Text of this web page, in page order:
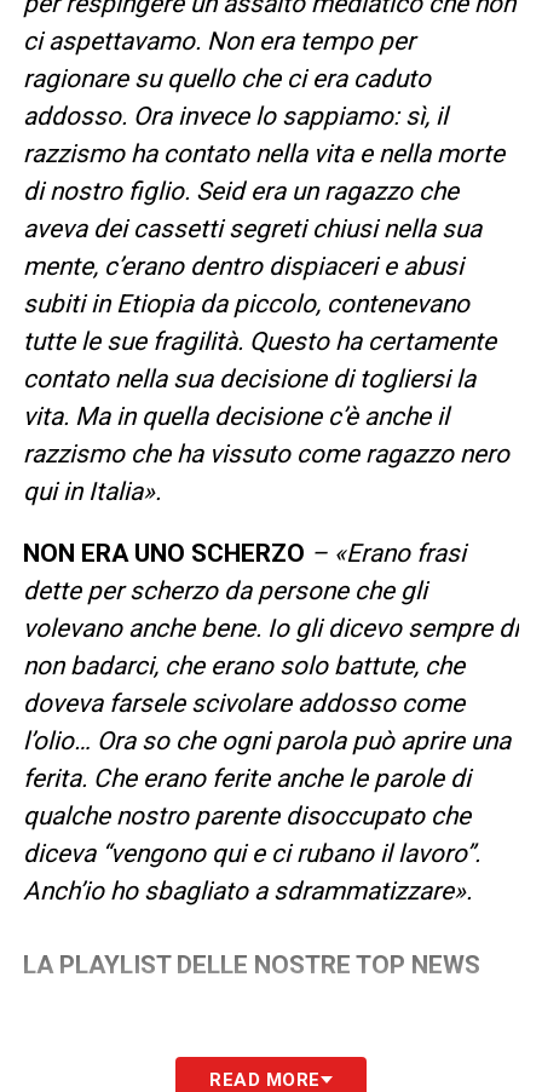
ci aspettavamo. Non era tempo per
ragionare su quello che ci era caduto
addosso. Ora invece lo sappiamo: sì, il
razzismo ha contato nella vita e nella morte
di nostro figlio. Seid era un ragazzo che
aveva dei cassetti segreti chiusi nella sua
mente, c’erano dentro dispiaceri e abusi
subiti in Etiopia da piccolo, contenevano
tutte le sue fragilità. Questo ha certamente
contato nella sua decisione di togliersi la
vita. Ma in quella decisione c’è anche il
razzismo che ha vissuto come ragazzo nero
qui in Italia».
NON ERA UNO SCHERZO – «Erano frasi
dette per scherzo da persone che gli
volevano anche bene. Io gli dicevo sempre di
non badarci, che erano solo battute, che
doveva farsele scivolare addosso come
l’olio… Ora so che ogni parola può aprire una
ferita. Che erano ferite anche le parole di
qualche nostro parente disoccupato che
diceva “vengono qui e ci rubano il lavoro”.
Anch’io ho sbagliato a sdrammatizzare».
LA PLAYLIST DELLE NOSTRE TOP NEWS
READ MORE